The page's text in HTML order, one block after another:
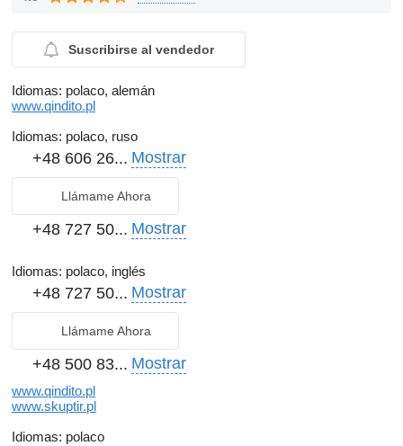
Suscribirse al vendedor
Idiomas: polaco, alemán
www.qindito.pl
Idiomas: polaco, ruso
+48 606 26... Mostrar
Llámame Ahora
+48 727 50... Mostrar
Idiomas: polaco, inglés
+48 727 50... Mostrar
Llámame Ahora
+48 500 83... Mostrar
www.qindito.pl
www.skuptir.pl
Idiomas: polaco